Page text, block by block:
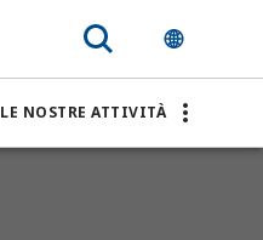
LE NOSTRE ATTIVITÀ